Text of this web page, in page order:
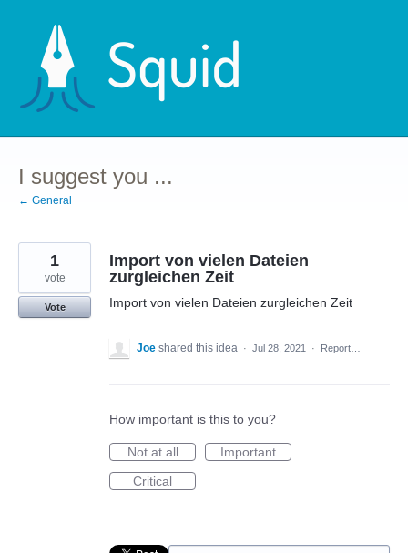
content
I suggest you ...
← General
Import von vielen Dateien
zurgleichen Zeit
Import von vielen Dateien zurgleichen Zeit
1
vote
Vote
Joe shared this idea · Jul 28, 2021 · Report…
How important is this to you?
Not at all
Important
Critical